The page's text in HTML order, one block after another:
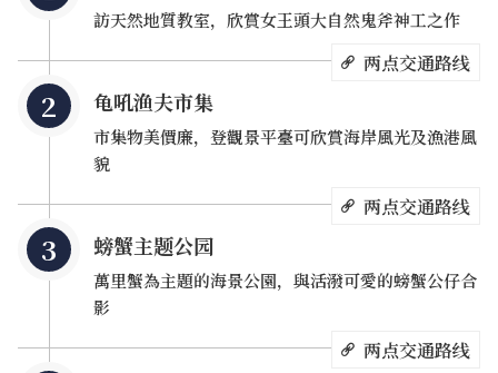
訪天然地質教室，欣賞女王頭大自然鬼斧神工之作
两点交通路线
龟吼渔夫市集
市集物美價廉，登觀景平臺可欣賞海岸風光及漁港風
貌
两点交通路线
螃蟹主题公园
萬里蟹為主題的海景公園，與活潑可愛的螃蟹公仔合
影
两点交通路线